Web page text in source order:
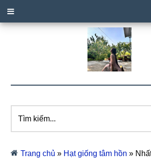
kiếm...
Trang chủ » Hạt giống tâm hồn »